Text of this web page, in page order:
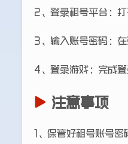
2、登录租号平台：
3、输入账号密码：
4、登录游戏：完成
注意事项
1、保管好租号账号